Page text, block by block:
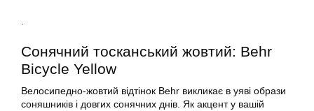
.
Сонячний тосканський жовтий: Behr
Bicycle Yellow
Велосипедно-жовтий відтінок Behr викликає в уяві образи
соняшників і довгих сонячних днів. Як акцент у вашій